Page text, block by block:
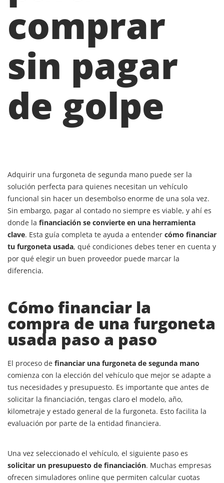
comprar
sin pagar
de golpe
Adquirir una furgoneta de segunda mano puede ser la
solución perfecta para quienes necesitan un vehículo
funcional sin hacer un desembolso enorme de una sola vez.
Sin embargo, pagar al contado no siempre es viable, y ahí es
donde la financiación se convierte en una herramienta
clave. Esta guía completa te ayuda a entender cómo financiar
tu furgoneta usada, qué condiciones debes tener en cuenta y
por qué elegir un buen proveedor puede marcar la
diferencia.
Cómo financiar la
compra de una furgoneta
usada paso a paso
El proceso de financiar una furgoneta de segunda mano
comienza con la elección del vehículo que mejor se adapte a
tus necesidades y presupuesto. Es importante que antes de
solicitar la financiación, tengas claro el modelo, año,
kilometraje y estado general de la furgoneta. Esto facilita la
evaluación por parte de la entidad financiera.
Una vez seleccionado el vehículo, el siguiente paso es
solicitar un presupuesto de financiación. Muchas empresas
ofrecen simuladores online que permiten calcular cuotas